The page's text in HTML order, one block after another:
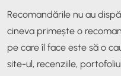
Recomandările nu au
cineva primește o
pe care îl face este să o
site-ul, recenziile,